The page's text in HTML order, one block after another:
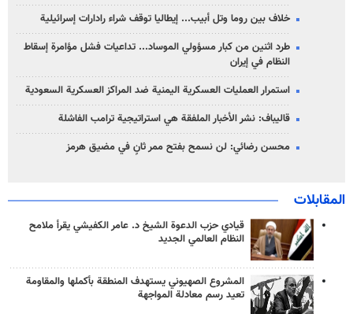
خلاف بين روما وتل أبيب... إيطاليا توقف شراء رادارات إسرائيلية
طرد اثنين من كبار مسؤولي الموساد... تداعيات فشل مؤامرة إسقاط
النظام في إيران
استمرار العمليات العسكرية اليمنية ضد المراكز العسكرية السعودية
قاليباف: نشر الأخبار الملفقة هي استراتيجية ترامب الفاشلة
محسن رضائي: لن نسمح بفتح ممر ثانٍ في مضيق هرمز
المقابلات
قيادي حزب الدعوة الشيخ د. عامر الكفيشي يقرأ ملامح
النظام العالمي الجديد
المشروع الصهيوني يستهدف المنطقة بأكملها والمقاومة
تعيد رسم معادلة المواجهة